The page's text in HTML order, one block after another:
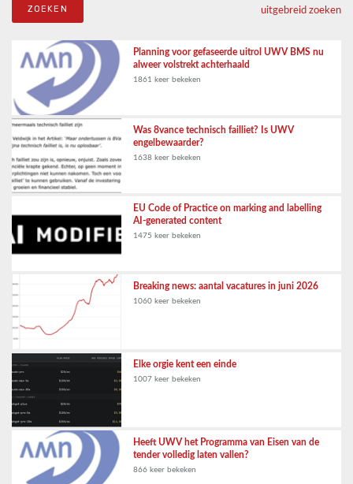
uitgebreid zoeken
Planning voor gefaseerde uitrol UWV BMS nu
alweer volstrekt achterhaald
1861 keer bekeken
Was 8vance technisch failliet? Is UWV
engelbewaarder?
1638 keer bekeken
EU Code of Practice on marking and labelling
AI-generated content
1475 keer bekeken
Breaking news: aantal vacatures in juni 2026
1060 keer bekeken
Elke orgie kent een einde
1007 keer bekeken
Heeft UWV het Programma van Eisen van de
tender volledig laten vallen?
866 keer bekeken